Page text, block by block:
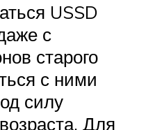
USSD
с
старого
с ними
силу
Для